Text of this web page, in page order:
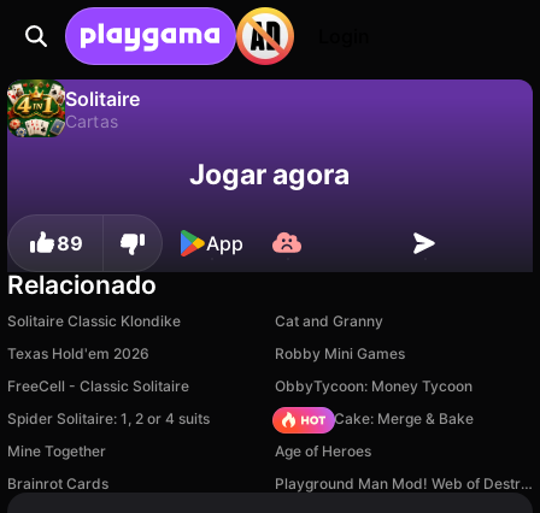
Solitaire
Cartas
Salve o progresso!Jogar agora
89 App
Relacionado
Solitaire Classic Klondike
Cat and Granny
Texas Hold'em 2026
Robby Mini Games
FreeCell - Classic Solitaire
ObbyTycoon: Money Tycoon
Spider Solitaire: 1, 2 or 4 suits
Piece of Cake: Merge & Bake
Mine Together
Age of Heroes
Brainrot Cards
Playground Man Mod! Web of Destruction!